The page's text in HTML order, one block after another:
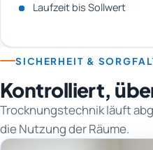
Laufzeit bis Sollwert
SICHERHEIT &
Kontrolliert,
Trocknungstechnik läuft
die Nutzung der Räume.